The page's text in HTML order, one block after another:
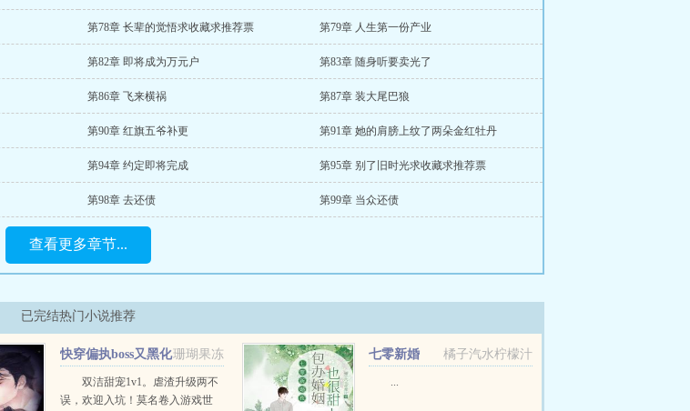
第78章 长辈的觉悟求收藏求推荐票 第79章 人生第一份产业
第82章 即将成为万元户 第83章 随身听要卖光了
第86章 飞来横祸 第87章 装大尾巴狼
第90章 红旗五爷补更 第91章 她的肩膀上纹了两朵金红牡丹
第94章 约定即将完成 第95章 别了旧时光求收藏求推荐票
第98章 去还债 第99章 当众还债
查看更多章节...
已完结热门小说推荐
珊瑚果冻
快穿偏执boss又黑化
双洁甜宠1v1。虐渣升级两不
误，欢迎入坑！莫名卷入游戏世
橘子汽水柠檬汁
七零新婚
...